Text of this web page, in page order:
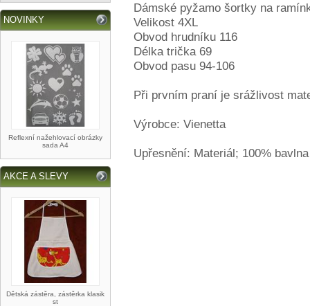
NOVINKY
Reflexní nažehlovací obrázky
sada A4
AKCE A SLEVY
Dětská zástěra, zástěrka klasik
st
Dámské pyžamo šortky na
Velikost 4XL
Obvod hrudníku 116
Délka trička 69
Obvod pasu 94-106
Při prvním praní je srážlivost
Výrobce: Vienetta
Upřesnění: Materiál; 100% bavlna